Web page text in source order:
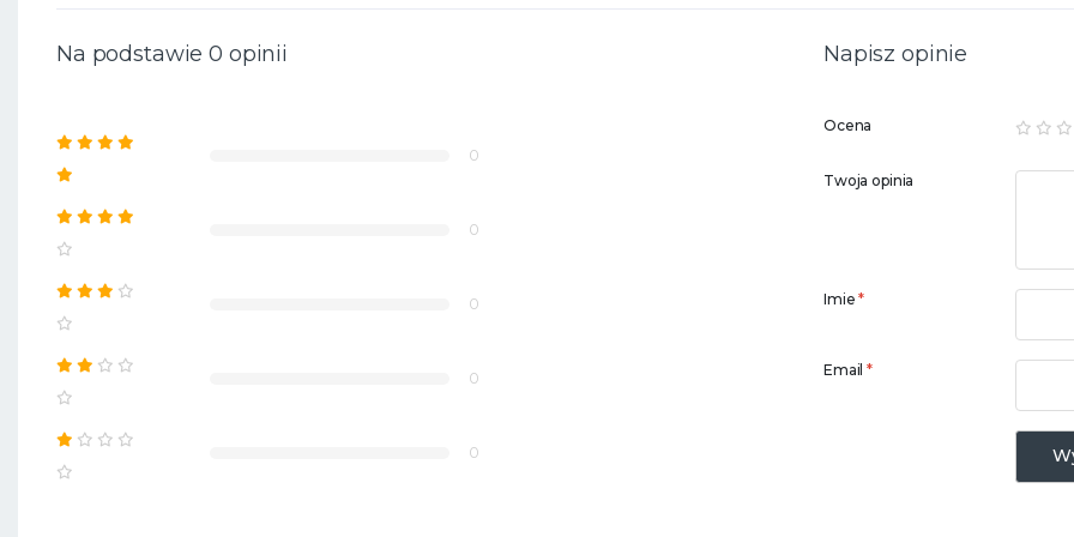
Na podstawie 0 opinii
0
0
0
0
0
Napisz opinie
Ocena
Twoja opinia
Imie*
Email*